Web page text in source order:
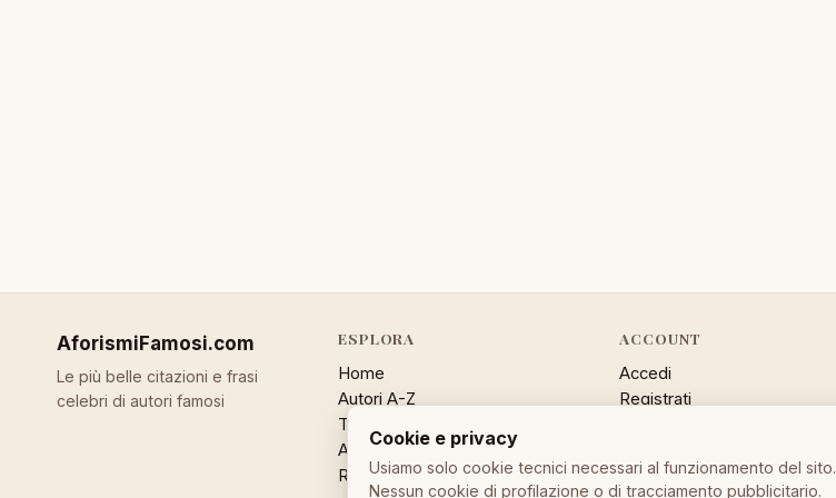
AforismiFamosi.com
Le più belle citazioni e frasi
celebri di autori famosi
ESPLORA
Home
Autori A-Z
Temi
Aforisma a caso
Ricerca
ACCOUNT
Accedi
Registrati
Cookie e privacy
Usiamo solo cookie tecnici necessari al funzionamento del sito.
Nessun cookie di profilazione o di tracciamento pubblicitario.